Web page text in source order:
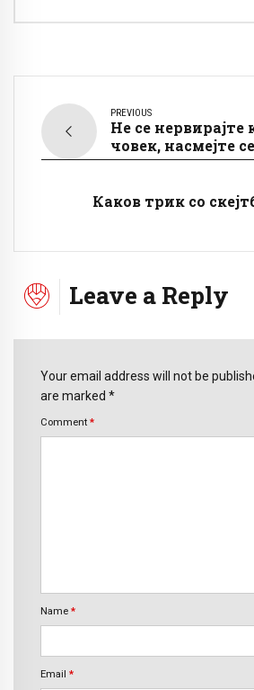
PREVIOUS
Не се нервирајте
човек, насмејте
Каков трик со
Leave a Reply
Your email address will not be
are marked *
Comment *
Name *
Email *